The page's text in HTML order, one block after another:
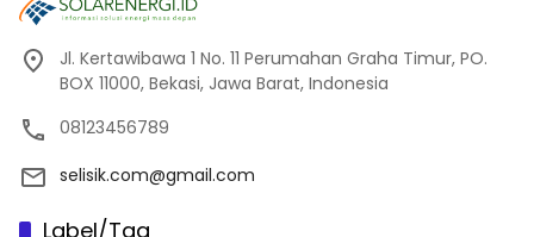
Jl. Kertawibawa 1 No. 11 Perumahan Graha Timur, PO.
BOX 11000, Bekasi, Jawa Barat, Indonesia
08123456789
selisik.com@gmail.com
Label/Tag